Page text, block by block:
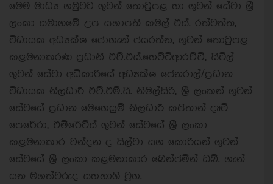
මෙම මාධ්‍ය හමුවට ගුවන් තොටුපළ හා ගුවන් සේවා ශ්‍රී
ලංකා සමාගමේ උප සභාපති කමල් එස්. රත්වත්ත,
විධායක අධ්‍යක්ෂ ජොහැන් ජයරත්න, ගුවන් තොටුපළ
කළමනාකරණ ප්‍රධානී එච්.එස්.හෙට්ටිආරච්චි, සිවිල්
ගුවන් සේවා අධිකාරියේ අධ්‍යක්ෂ ජෙනරාල්/ප්‍රධාන
විධායක නිලධාරී එච්.එම්.සී. නිමල්සිරි, ශ්‍රී ලංකන් ගුවන්
සේවයේ ප්‍රධාන මෙහෙයුම් නිලධාරී කපිතාන් දෘවි
පෙරේරා, එමිරේට්ස් ගුවන් සේවයේ ශ්‍රී ලංකා
කළමනාකාර චන්දන ද සිල්වා සහ කොරියන් ගුවන්
සේවයේ ශ්‍රී ලංකා කළමනාකාර බෙන්ජමින් ඩබ්. හැන්
යන මහත්වරුද සහභාගි වූහ.